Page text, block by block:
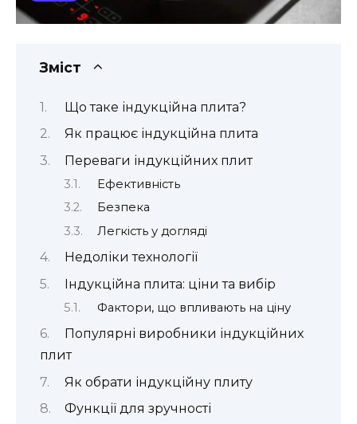
Зміст
Що таке індукційна плита?
Як працює індукційна плита
Переваги індукційних плит
Ефективність
Безпека
Легкість у догляді
Недоліки технології
Індукційна плита: ціни та вибір
Фактори, що впливають на ціну
Популярні виробники індукційних
плит
Як обрати індукційну плиту
Функції для зручності